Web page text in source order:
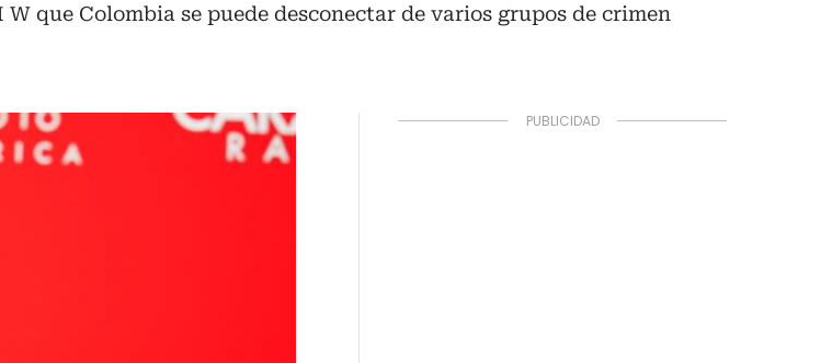
que Colombia se puede desconectar de varios grupos de crimen